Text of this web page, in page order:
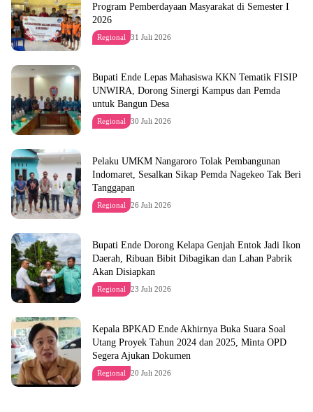
Program Pemberdayaan Masyarakat di Semester I
2026
Regional 31 Juli 2026
Bupati Ende Lepas Mahasiswa KKN Tematik FISIP
UNWIRA, Dorong Sinergi Kampus dan Pemda
untuk Bangun Desa
Regional 30 Juli 2026
Pelaku UMKM Nangaroro Tolak Pembangunan
Indomaret, Sesalkan Sikap Pemda Nagekeo Tak Beri
Tanggapan
Regional 26 Juli 2026
Bupati Ende Dorong Kelapa Genjah Entok Jadi Ikon
Daerah, Ribuan Bibit Dibagikan dan Lahan Pabrik
Akan Disiapkan
Regional 23 Juli 2026
Kepala BPKAD Ende Akhirnya Buka Suara Soal
Utang Proyek Tahun 2024 dan 2025, Minta OPD
Segera Ajukan Dokumen
Regional 20 Juli 2026